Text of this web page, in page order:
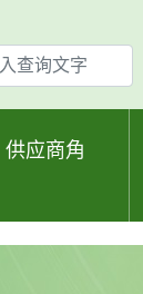
供应商角